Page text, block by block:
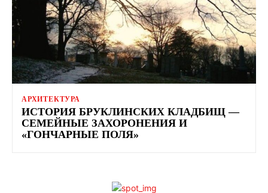
АРХИТЕКТУРА
ИСТОРИЯ БРУКЛИНСКИХ КЛАДБИЩ —
СЕМЕЙНЫЕ ЗАХОРОНЕНИЯ И
«ГОНЧАРНЫЕ ПОЛЯ»